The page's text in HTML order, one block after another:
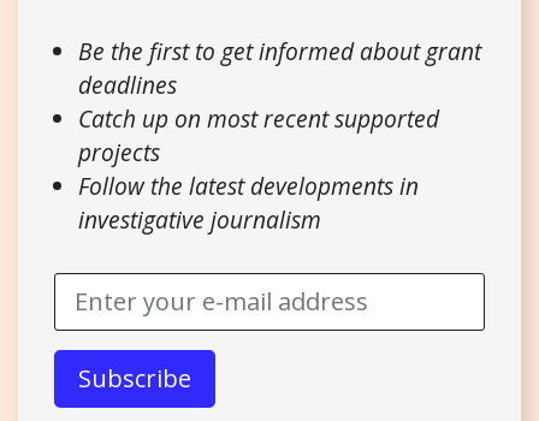
Be the first to get informed about grant
deadlines
Catch up on most recent supported
projects
Follow the latest developments in
investigative journalism